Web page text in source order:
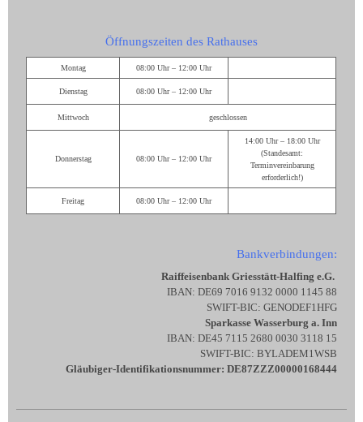
Öffnungszeiten des Rathauses
Montag 08:00 Uhr – 12:00 Uhr
Dienstag 08:00 Uhr – 12:00 Uhr
Mittwoch geschlossen
Donnerstag 08:00 Uhr – 12:00 Uhr
14:00 Uhr – 18:00 Uhr
(Standesamt:
Terminvereinbarung
erforderlich!)
Freitag 08:00 Uhr – 12:00 Uhr
Bankverbindungen:
Raiffeisenbank Griesstätt-Halfing e.G.
IBAN: DE69 7016 9132 0000 1145 88
SWIFT-BIC: GENODEF1HFG
Sparkasse Wasserburg a. Inn
IBAN: DE45 7115 2680 0030 3118 15
SWIFT-BIC: BYLADEM1WSB
Gläubiger-Identifikationsnummer: DE87ZZZ00000168444